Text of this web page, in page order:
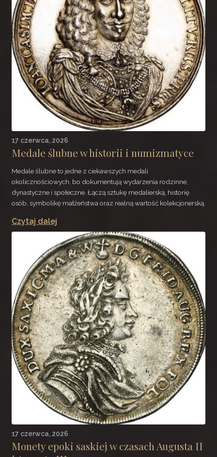
17 czerwca, 2026
Medale ślubne w historii i numizmatyce
Medale ślubne to jedne z ciekawszych medali
okolicznościowych, bo dokumentują wydarzenia rodzinne,
dynastyczne i społeczne. Łączą sztukę medalierską, historię
osób, symbolikę małżeństwa oraz realną wartość kolekcjonerską.
Czytaj dalej
17 czerwca, 2026
Monety epoki saskiej w czasach Augusta II